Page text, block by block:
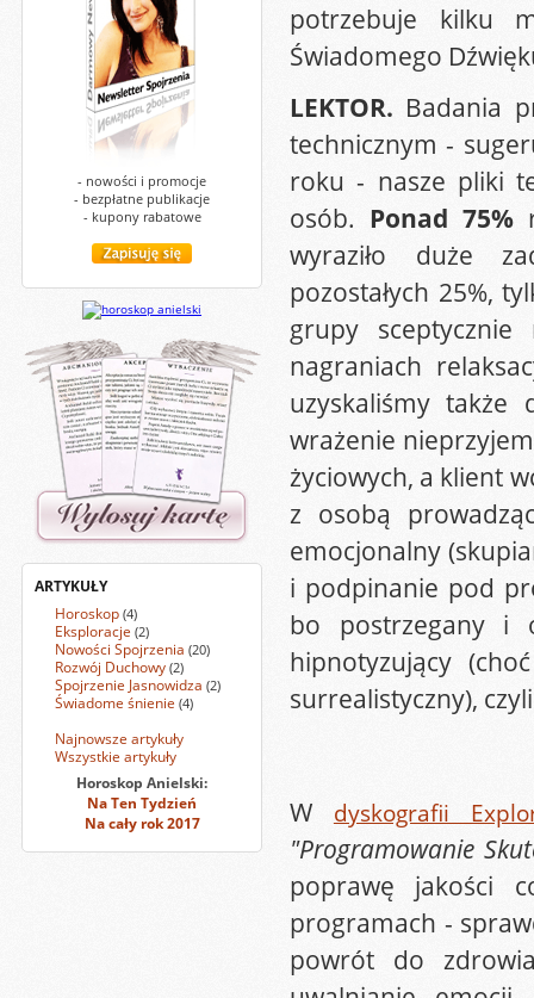
- nowości i promocje
- bezpłatne publikacje
- kupony rabatowe
ARTYKUŁY
Horoskop (4)
Eksploracje (2)
Nowości Spojrzenia (20)
Rozwój Duchowy (2)
Spojrzenie Jasnowidza (2)
Świadome śnienie (4)
Najnowsze artykuły
Wszystkie artykuły
Horoskop Anielski:
Na Ten Tydzień
Na cały rok 2017
potrzebuje kilku
Świadomego
LEKTOR. Badania
technicznym -
roku - nasze pliki
osób. Ponad 75%
wyraziło duże
pozostałych 25%,
grupy
nagraniach
uzyskaliśmy także
wrażenie
życiowych, a klient
z osobą
emocjonalny
i podpinanie pod
bo postrzegany i
hipnotyzujący
surrealistyczny),
W dyskografii
"Programowanie
poprawę jakości
programach -
powrót do